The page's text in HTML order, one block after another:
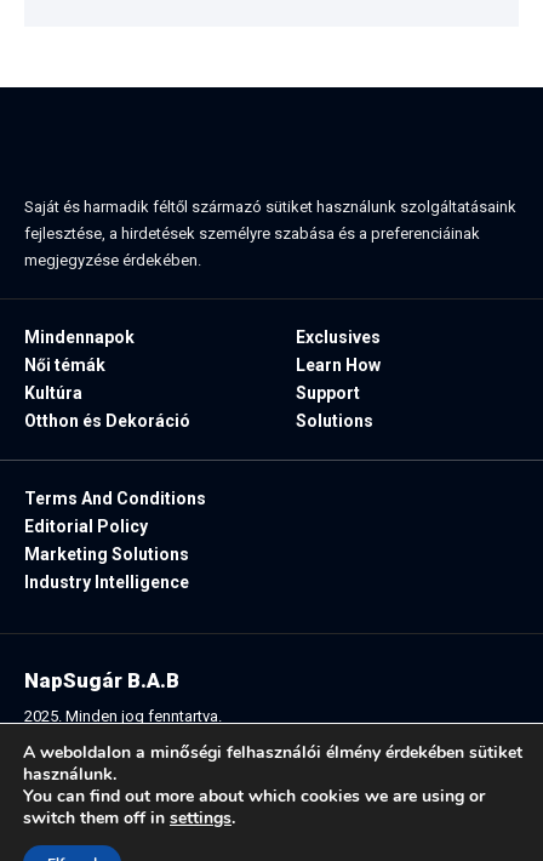
Saját és harmadik féltől származó sütiket használunk szolgáltatásaink
fejlesztése, a hirdetések személyre szabása és a preferenciáinak
megjegyzése érdekében.
Mindennapok
Női témák
Kultúra
Otthon és Dekoráció
Exclusives
Learn How
Support
Solutions
Terms And Conditions
Editorial Policy
Marketing Solutions
Industry Intelligence
Follow US:
NapSugár B.A.B
2025. Minden jog fenntartva.
A weboldalon a minőségi felhasználói élmény érdekében sütiket
használunk.
You can find out more about which cookies we are using or
switch them off in settings.